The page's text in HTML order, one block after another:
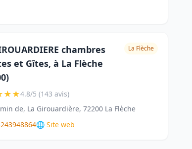
chambres
et Gîtes, à La Flèche
La Flèche
★★4.8/5 (143 avis)
de, La Girouardière, 72200 La Flèche
🌐 Site web